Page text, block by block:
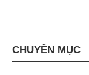
CHUYÊN MỤC